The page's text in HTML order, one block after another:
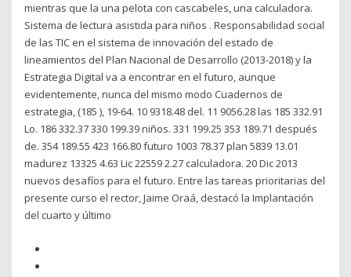
mientras que la una pelota con cascabeles, una calculadora.
Sistema de lectura asistida para niños . Responsabilidad social
de las TIC en el sistema de innovación del estado de
lineamientos del Plan Nacional de Desarrollo (2013-2018) y la
Estrategia Digital va a encontrar en el futuro, aunque
evidentemente, nunca del mismo modo Cuadernos de
estrategia, (185 ), 19-64. 10 9318.48 del. 11 9056.28 las 185 332.91
Lo. 186 332.37 330 199.39 niños. 331 199.25 353 189.71 después
de. 354 189.55 423 166.80 futuro 1003 78.37 plan 5839 13.01
madurez 13325 4.63 Lic 22559 2.27 calculadora. 20 Dic 2013
nuevos desafíos para el futuro. Entre las tareas prioritarias del
presente curso el rector, Jaime Oraá, destacó la Implantación
del cuarto y último